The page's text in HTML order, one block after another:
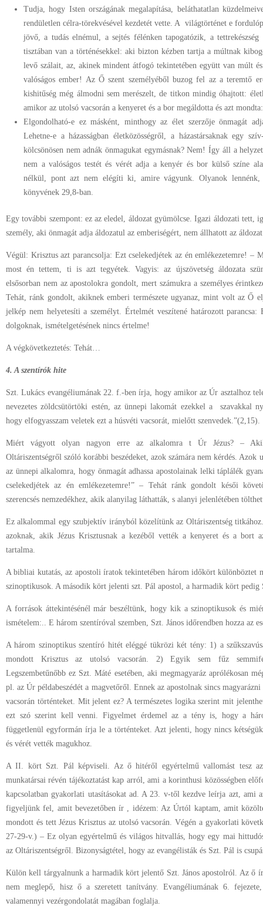
Tudja, hogy Isten országának megalapítása, beláthatatlan
rendületlen célra-törekvésével kezdetét vette. A világtörténet e
jövő, a tudás elnémul, a sejtés félénken tapogatózik, a
tisztában van a történésekkel: aki bizton kézben tartja a múltnak
levő szálait, az, akinek mindent átfogó tekintetében együtt van múlt
valóságos ember! Az Ő szent személyéből buzog fel az a teremtő
kishitűség még álmodni sem merészelt, de titkon mindig óhajtott:
amikor az utolsó vacsorán a kenyeret és a bor megáldotta és azt
Elgondolható-e ez másként, minthogy az élet szerzője önmagát
Lehetne-e a házasságban életközösségről, a házastársaknak egy
kölcsönösen nem adnák önmagukat egymásnak? Nem! Így áll a
nem a valóságos testét és vérét adja a kenyér és bor külső színe
nélkül, pont azt nem elégíti ki, amire vágyunk. Olyanok
könyvének 29,8-ban.
Egy további szempont: ez az eledel, áldozat gyümölcse. Igazi áldozati tett,
személy, aki önmagát adja áldozatul az emberiségért, nem állhatott az
Végül: Krisztus azt parancsolja: Ezt cselekedjétek az én emlékezetemre!
most én tettem, ti is azt tegyétek. Vagyis: az újszövetség áldozata
elsősorban nem az apostolokra gondolt, mert számukra a személyes
Tehát, ránk gondolt, akiknek emberi természete ugyanaz, mint volt az Ő
jelkép nem helyetesíti a személyt. Értelmét veszítené határozott
dolgoknak, ismételgetésének nincs értelme!
A végkövetkeztetés: Tehát…
4. A szentírók hite
Szt. Lukács evangéliumának 22. f.-ben írja, hogy amikor az Úr asztalhoz
nevezetes zöldcsütörtöki estén, az ünnepi lakomát ezekkel a szavakkal
hogy elfogyasszam veletek ezt a húsvéti vacsorát, mielőtt szenvedek.”(2,15).
Miért vágyott olyan nagyon erre az alkalomra t Úr Jézus? –
Oltáriszentségről szóló korábbi beszédeket, azok számára nem kérdés.
az ünnepi alkalomra, hogy önmagát adhassa apostolainak lelki táplálék
cselekedjétek az én emlékezetemre!” – Tehát ránk gondolt késői
szerencsés nemzedékhez, akik alanyilag láthatták, s alanyi jelenlétében
Ez alkalommal egy szubjektív irányból közelítünk az Oltáriszentség
azoknak, akik Jézus Krisztusnak a kezéből vették a kenyeret és a bort
tartalma.
A bibliai kutatás, az apostoli íratok tekintetében három időkört különböztet
szinoptikusok. A második kört jelenti szt. Pál apostol, a harmadik kört pedig
A források áttekintésénél már beszéltünk, hogy kik a szinoptikusok és
ismételem:.. E három szentíróval szemben, Szt. János időrendben hozza az
A három szinoptikus szentíró hitét eléggé tükrözi két tény: 1) a
mondott Krisztus az utolsó vacsorán. 2) Egyik sem fűz
Legszembetűnőbb ez Szt. Máté esetében, aki megmagyaráz aprólékosan
pl. az Úr példabeszédét a magvetőről. Ennek az apostolnak sincs
vacsorán történteket. Mit jelent ez? A természetes logika szerint mit
ezt szó szerint kell venni. Figyelmet érdemel az a tény is, hogy a
függetlenül egyformán írja le a történteket. Azt jelenti, hogy nincs
és vérét vették magukhoz.
A II. kört Szt. Pál képviseli. Az ő hitéről egyértelmű vallomást tesz
munkatársai révén tájékoztatást kap arról, ami a korinthusi közösségben
kapcsolatban gyakorlati utasításokat ad. A 23. v-től kezdve leírja azt, ami
figyeljünk fel, amit bevezetőben ír , idézem: Az Úrtól kaptam, amit
mondott és tett Jézus Krisztus az utolsó vacsorán. Végén a gyakorlati
27-29-v.) – Ez olyan egyértelmű és világos hitvallás, hogy egy mai hittudós
az Oltáriszentségről. Bizonyságtétel, hogy az evangélisták és Szt. Pál is
Külön kell tárgyalnunk a harmadik kört jelentő Szt. János apostolról. Az ő
nem meglepő, hisz ő a szeretett tanítvány. Evangéliumának 6.
valamennyi vezérgondolatát magában foglalja.